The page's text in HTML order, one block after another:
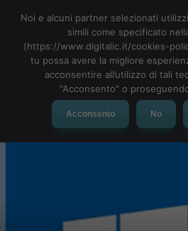
MENU
Noi e alcuni partner selezionati
simili come specificato
(https://www.digitalic.it/cookies-
tu possa avere la migliore
acconsentire all’utilizzo di tali
"Acconsento" o
Acconsento No